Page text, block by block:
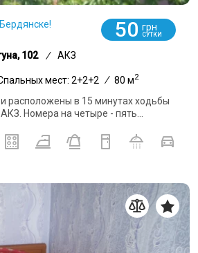
50 грн
СУТКИ
102 / АКЗ
мест: 2+2+2 / 80 м2
расположены в 15 минутах ходьбы
Номера на четыре - пять...